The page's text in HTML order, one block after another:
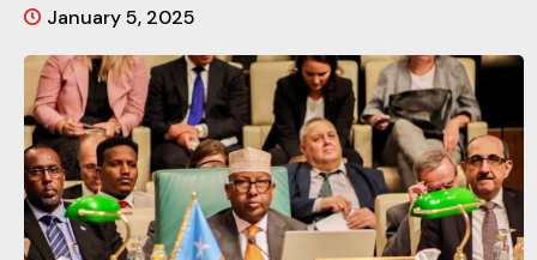
January 5, 2025